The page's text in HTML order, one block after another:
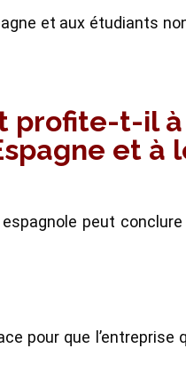
et aux étudiants
profite-t-il
et à
peut
pour que l’entreprise